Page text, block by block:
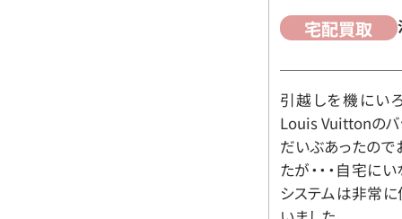
宅配買取
引越しを機にい
Louis Vuittonのバ
だいぶあったので
たが・・・自宅に
システムは非常に